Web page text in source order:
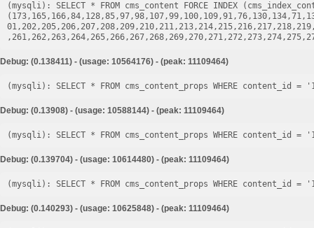
(mysqli): SELECT * FROM cms_content FORCE INDEX
Debug: (0.138411) - (usage: 10564176) - (peak: 11109464)
Debug: (0.13908) - (usage: 10588144) - (peak: 11109464)
Debug: (0.139704) - (usage: 10614480) - (peak: 11109464)
Debug: (0.140293) - (usage: 10625848) - (peak: 11109464)